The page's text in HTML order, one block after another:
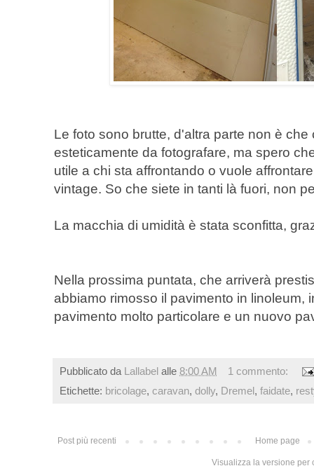
Le foto sono brutte, d'altra parte non è
esteticamente da fotografare, ma spero
utile a chi sta affrontando o vuole
vintage. So che siete in tanti là fuori, non
La macchia di umidità è stata sconfitta,
Nella prossima puntata, che arriverà
abbiamo rimosso il pavimento in linoleum,
pavimento molto particolare e un nuovo
Pubblicato da Lallabel alle 8:00 AM
1 commento:
Etichette: bricolage, caravan, dolly, Dremel, faidate,
Post più recenti Home page
Visualizza la versione per